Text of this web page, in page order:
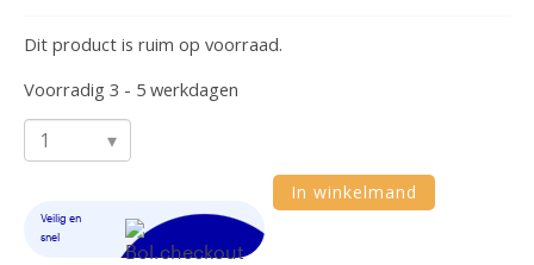
Dit product is ruim op voorraad.
Voorradig 3 - 5 werkdagen
TY
Boo
XL
In winkelmand